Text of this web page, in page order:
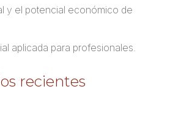
y el potencial económico de
aplicada para profesionales.
recientes